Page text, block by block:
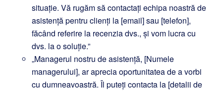
situație. Vă rugăm să contactați echipa noastră de
asistență pentru clienți la [email] sau [telefon],
făcând referire la recenzia dvs., și vom lucra cu
dvs. la o soluție.”
„Managerul nostru de asistență, [Numele
managerului], ar aprecia oportunitatea de a vorbi
cu dumneavoastră. Îl puteți contacta la [detalii de